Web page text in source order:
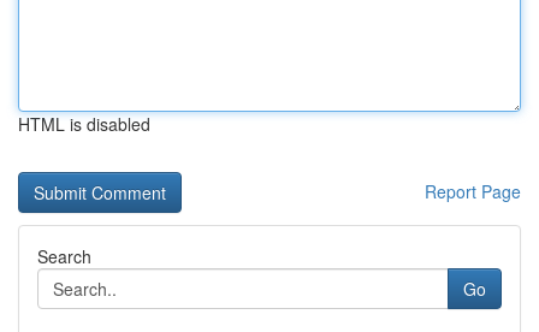
HTML is disabled
Report Page
Search
Go